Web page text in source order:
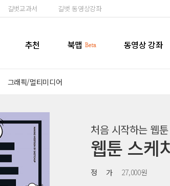
길벗교과서 길벗 동영상강좌
추천 북맵 동영상 강좌
그래픽/멀티미디어
처음 시작하는 웹
웹툰 스케
정 가 27,000원